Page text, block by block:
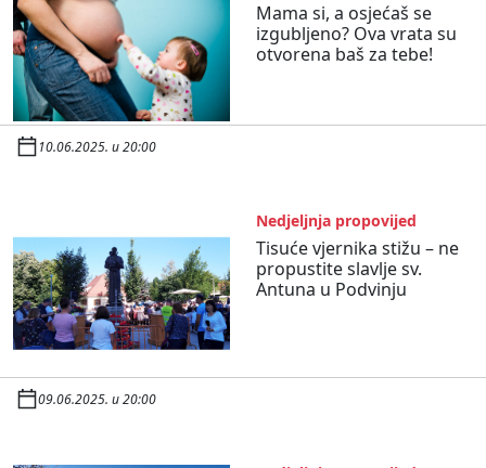
Mama si, a osjećaš se
izgubljeno? Ova vrata su
otvorena baš za tebe!
10.06.2025. u 20:00
Nedjeljnja propovijed
Tisuće vjernika stižu – ne
propustite slavlje sv.
Antuna u Podvinju
09.06.2025. u 20:00